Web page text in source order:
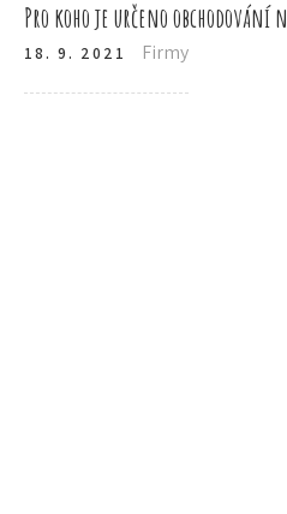
Pro koho je určeno obchodování
18. 9. 2021 Firmy